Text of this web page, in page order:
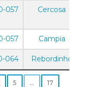
057 Cercosa
057 Campia
064 Rebordinho
5 …
17